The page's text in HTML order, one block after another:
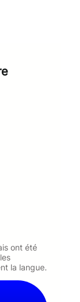
ont été
la langue.